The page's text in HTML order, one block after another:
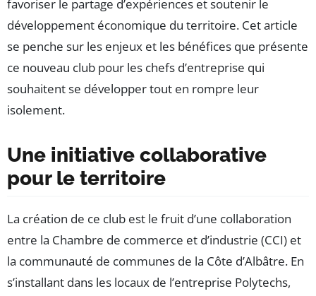
favoriser le partage d’expériences et soutenir le
développement économique du territoire. Cet article
se penche sur les enjeux et les bénéfices que présente
ce nouveau club pour les chefs d’entreprise qui
souhaitent se développer tout en rompre leur
isolement.
Une initiative collaborative
pour le territoire
La création de ce club est le fruit d’une collaboration
entre la Chambre de commerce et d’industrie (CCI) et
la communauté de communes de la Côte d’Albâtre. En
s’installant dans les locaux de l’entreprise Polytechs,